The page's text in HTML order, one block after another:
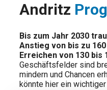
Andritz
Bis zum Jahr 2030
Anstieg von bis zu
Erreichen von 130 bis
Geschäftsfelder sind
mindern und Chancen
könnte hier ein